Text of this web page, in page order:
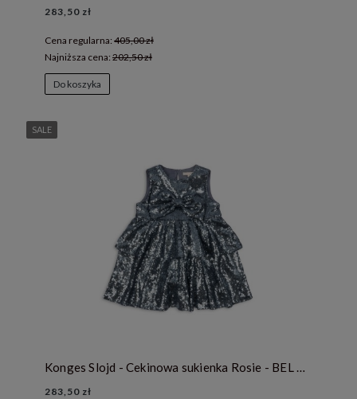
283,50 zł
Cena regularna: 405,00 zł
Najniższa cena: 202,50 zł
Do koszyka
Konges Slojd - Cekinowa sukienka Rosie - BEL AIR BLUE
283,50 zł
SALE